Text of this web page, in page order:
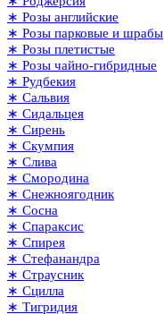
∗ Розы английские
∗ Розы парковые и шрабы
∗ Розы плетистые
∗ Розы чайно-гибридные
∗ Рудбекия
∗ Сальвия
∗ Сидальцея
∗ Сирень
∗ Скумпия
∗ Слива
∗ Смородина
∗ Снежноягодник
∗ Сосна
∗ Спараксис
∗ Спирея
∗ Стефанандра
∗ Страусник
∗ Сцилла
∗ Тигридия